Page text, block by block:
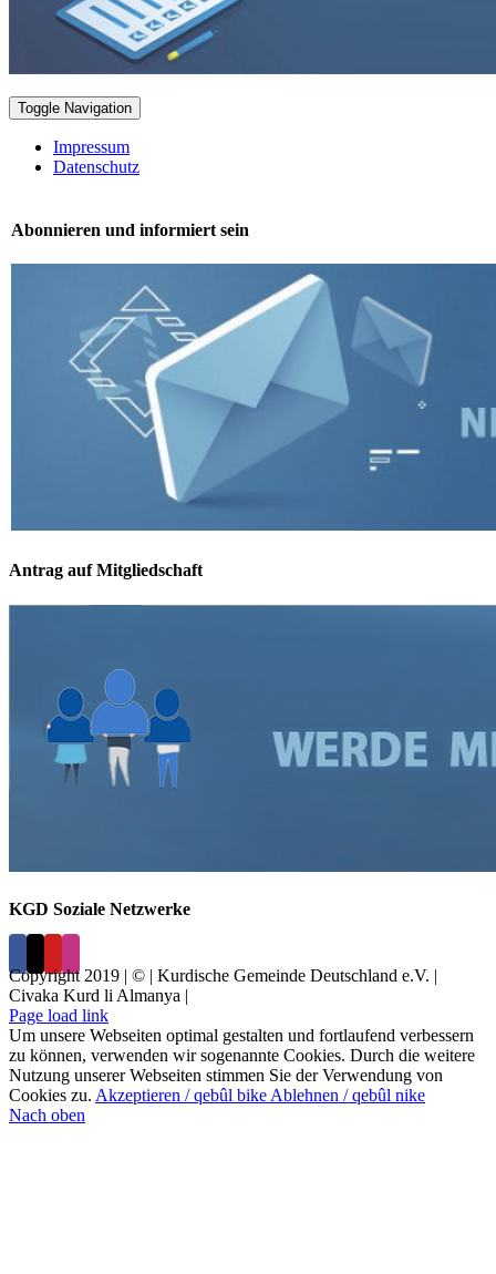
Toggle Navigation
Impressum
Datenschutz
Abonnieren und informiert sein
Antrag auf Mitgliedschaft
KGD Soziale Netzwerke
Copyright 2019 | © | Kurdische Gemeinde Deutschland e.V. |
Civaka Kurd li Almanya |
Page load link
Um unsere Webseiten optimal gestalten und fortlaufend verbessern
zu können, verwenden wir sogenannte Cookies. Durch die weitere
Nutzung unserer Webseiten stimmen Sie der Verwendung von
Cookies zu. Akzeptieren / qebûl bike Ablehnen / qebûl nike
Nach oben